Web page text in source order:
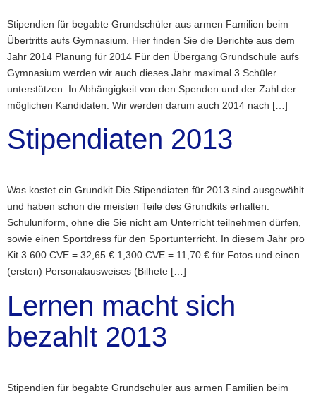
Stipendien für begabte Grundschüler aus armen Familien beim
Übertritts aufs Gymnasium. Hier finden Sie die Berichte aus dem
Jahr 2014 Planung für 2014 Für den Übergang Grundschule aufs
Gymnasium werden wir auch dieses Jahr maximal 3 Schüler
unterstützen. In Abhängigkeit von den Spenden und der Zahl der
möglichen Kandidaten. Wir werden darum auch 2014 nach […]
Stipendiaten 2013
Was kostet ein Grundkit Die Stipendiaten für 2013 sind ausgewählt
und haben schon die meisten Teile des Grundkits erhalten:
Schuluniform, ohne die Sie nicht am Unterricht teilnehmen dürfen,
sowie einen Sportdress für den Sportunterricht. In diesem Jahr pro
Kit 3.600 CVE = 32,65 € 1,300 CVE = 11,70 € für Fotos und einen
(ersten) Personalausweises (Bilhete […]
Lernen macht sich
bezahlt 2013
Stipendien für begabte Grundschüler aus armen Familien beim